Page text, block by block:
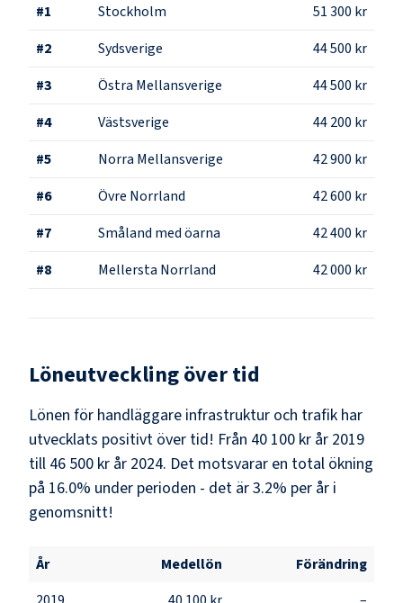
#1 Stockholm
51 300 kr
#2 Sydsverige
44 500 kr
#3 Östra Mellansverige
44 500 kr
#4 Västsverige
44 200 kr
#5 Norra Mellansverige
42 900 kr
#6 Övre Norrland
42 600 kr
#7 Småland med öarna
42 400 kr
#8 Mellersta Norrland 42 000 kr
Löneutveckling över tid
Lönen för handläggare infrastruktur och trafik har
utvecklats positivt över tid! Från 40 100 kr år 2019
till 46 500 kr år 2024. Det motsvarar en total ökning
på 16.0% under perioden - det är 3.2% per år i
genomsnitt!
År Medellön
Förändring